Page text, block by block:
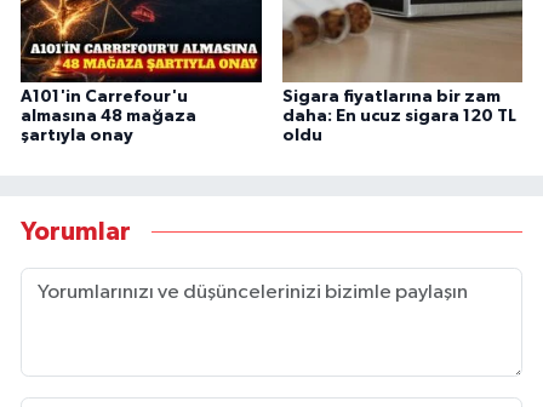
A101'in Carrefour'u
almasına 48 mağaza
şartıyla onay
Sigara fiyatlarına bir zam
daha: En ucuz sigara 120 TL
oldu
Yorumlar